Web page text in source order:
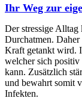
Ihr Weg zur
Der stressige Alltag
Durchatmen. Daher
Kraft getankt wird.
welcher sich positiv
kann. Zusätzlich
und bewahrt somit
Infekten.